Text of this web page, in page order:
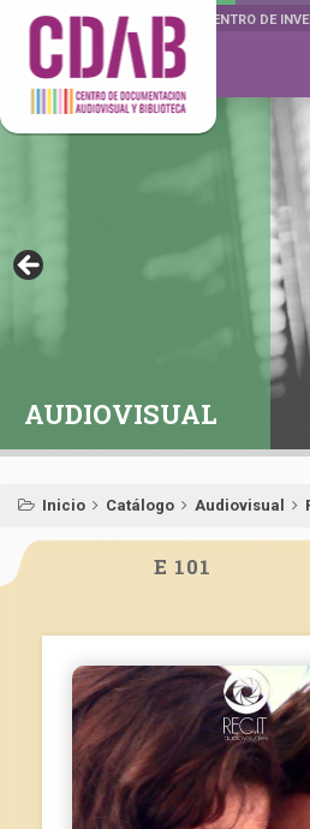
DOCUMENTA DRAMÁTICAS CENTRO DE
AUDIOVISUAL
Inicio Catálogo Audiovisual
E 101